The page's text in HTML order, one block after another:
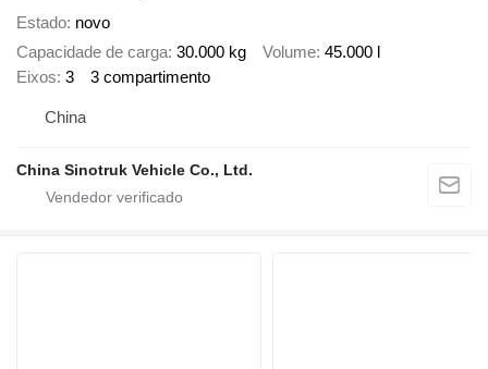
Estado novo
Capacidade de carga 30.000 kg Volume 45.000 l
Eixos 3 3 compartimento
China
China Sinotruk Vehicle Co., Ltd.